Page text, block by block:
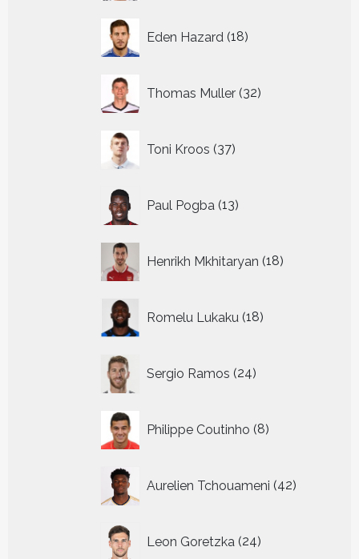
Eden Hazard 18
producten
Thomas Muller 32
producten
Toni Kroos 37
producten
Paul Pogba 13
producten
Henrikh Mkhitaryan 18
producten
Romelu Lukaku 18
producten
Sergio Ramos 24
producten
Philippe Coutinho 8
producten
Aurelien Tchouameni 42
producten
Leon Goretzka 24
producten